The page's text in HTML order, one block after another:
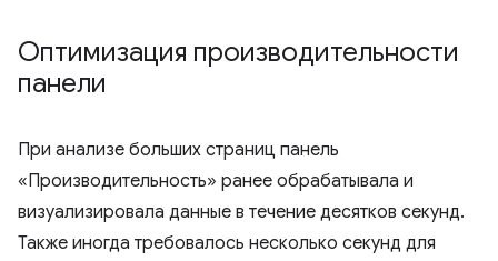
Оптимизация производительности
панели
При анализе больших страниц панель
«Производительность» ранее обрабатывала и
визуализировала данные в течение десятков секунд.
Также иногда требовалось несколько секунд для